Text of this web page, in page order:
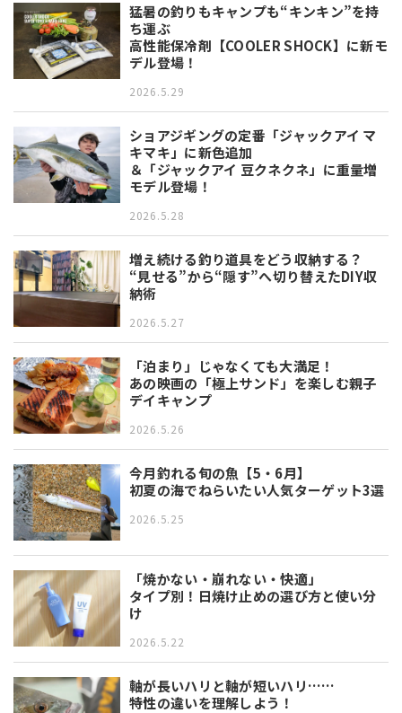
猛暑の釣りもキャンプも“キンキン”を持
ち運ぶ
高性能保冷剤【COOLER SHOCK】に新モ
デル登場！
2026.5.29
ショアジギングの定番「ジャックアイ マ
キマキ」に新色追加
＆「ジャックアイ 豆クネクネ」に重量増
モデル登場！
2026.5.28
増え続ける釣り道具をどう収納する？
“見せる”から“隠す”へ切り替えたDIY収
納術
2026.5.27
「泊まり」じゃなくても大満足！
あの映画の「極上サンド」を楽しむ親子
デイキャンプ
2026.5.26
今月釣れる旬の魚【5・6月】
初夏の海でねらいたい人気ターゲット3選
2026.5.25
「焼かない・崩れない・快適」
タイプ別！日焼け止めの選び方と使い分
け
2026.5.22
軸が長いハリと軸が短いハリ……
特性の違いを理解しよう！